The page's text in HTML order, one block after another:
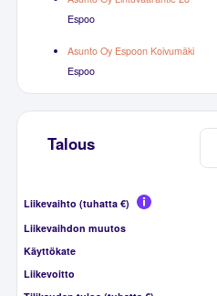
Espoo
Asunto Oy Espoon Koivumäki
Espoo
Talous
Liikevaihto (tuhatta €)
Liikevaihdon muutos
Käyttökate
Liikevoitto